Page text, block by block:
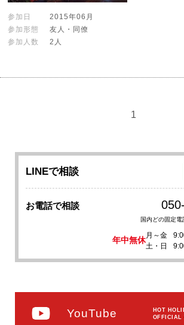
参加日
2015年06月
参加形態
友人・同僚
参加人数
2人
1
LINEで相談
お電話で相談
国内どの固定
年中無休
月～金
土・日
YouTube
HOT
OFFICIAL